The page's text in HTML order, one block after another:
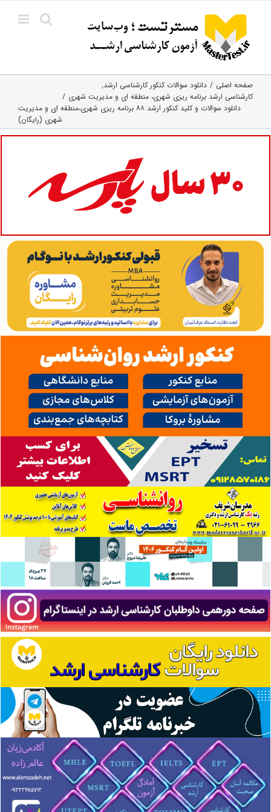
content
صفحه اصلی
دانلود سوالات کنکور کارشناسی ارشد
کارشناسی ارشد برنامه ریزی شهری، منطقه‌ ای و مدیریت شهری
دانلود سوالات و کلید کنکور ارشد ۸۸ برنامه ریزی شهری،منطقه ای و مدیریت
شهری (رایگان)